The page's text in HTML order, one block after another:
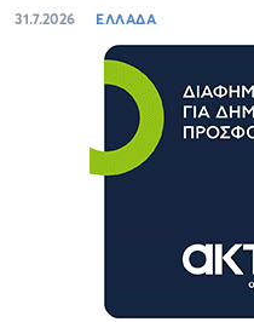
31.7.2026 ΕΛΛΑΔΑ